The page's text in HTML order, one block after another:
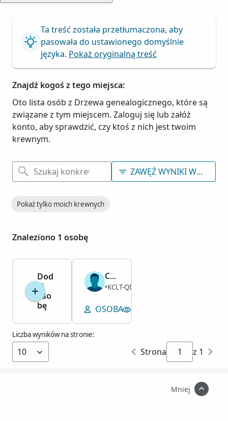
Ta treść została przetłumaczona, aby
pasowała do ustawionego domyślnie
języka. Pokaż oryginalną treść
Znajdź kogoś z tego miejsca:
Oto lista osób z Drzewa genealogicznego, które są
związane z tym miejscem. Zaloguj się lub załóż
konto, aby sprawdzić, czy ktoś z nich jest twoim
krewnym.
ZAWĘŹ WYNIKI
Pokaż tylko moich krewnych
Znaleziono 1 osobę
Dod
aj
oso
bę
Cyrus Fellowes
Mężczyzna
1848–1851
•KCLT-QD9
OSOBA
Liczba wyników na stronie:
Strona z 1
Mniej